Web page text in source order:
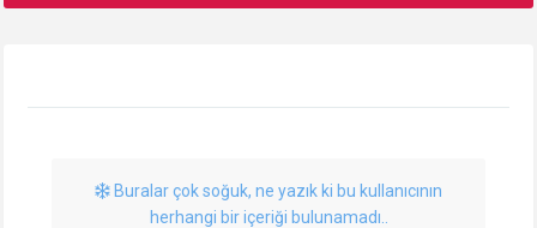
Buralar çok soğuk, ne yazık ki bu kullanıcının
herhangi bir içeriği bulunamadı..